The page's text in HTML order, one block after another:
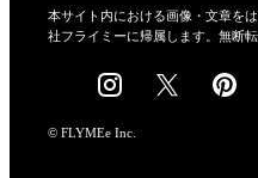
会社概要
採用情報
本サイト内における画像・文章を
社フライミーに帰属します。無断
© FLYMEe Inc.